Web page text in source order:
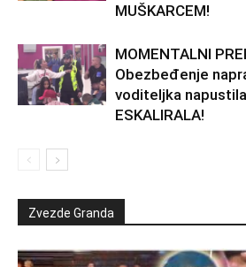
MUŠKARCEM!
MOMENTALNI
Obezbeđenje
voditeljka
ESKALIRALA!
Zvezde Granda